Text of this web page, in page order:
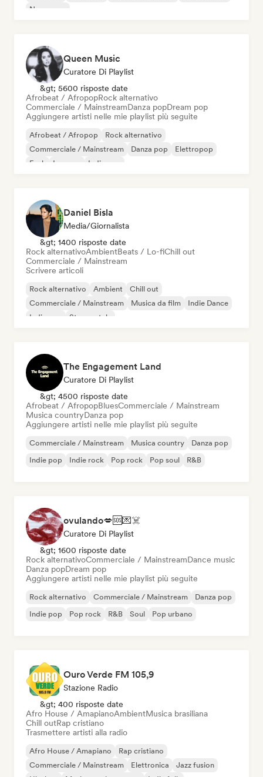
New wave
Queen Music
Curatore Di Playlist
&gt; 5600 risposte date
Afrobeat / AfropopRock alternativo
Commerciale / MainstreamDanza popDream pop
Aggiungere artisti nelle mie playlist più seguite
Afrobeat / Afropop
Rock alternativo
Commerciale / Mainstream
Danza pop
Elettropop
Funk
Iperpop Indie pop
Daniel Bisla
Media/Giornalista
&gt; 1400 risposte date
Rock alternativoAmbientBeats / Lo-fiChill out
Commerciale / Mainstream
Scrivere articoli
Rock alternativo Ambient
Chill out
Commerciale / Mainstream
Musica da film
Indie Dance
Indie pop
Strumentale
The Engagement Land
Curatore Di Playlist
&gt; 4500 risposte date
Afrobeat / AfropopBluesCommerciale / Mainstream
Musica countryDanza pop
Aggiungere artisti nelle mie playlist più seguite
Commerciale / Mainstream Musica country
Danza pop
Indie pop
Indie rock Pop rock Pop soul R&B
ovulando💋🆘💌☠️
Curatore Di Playlist
&gt; 1600 risposte date
Rock alternativoCommerciale / MainstreamDance music
Danza popDream pop
Aggiungere artisti nelle mie playlist più seguite
Rock alternativo Commerciale / Mainstream
Danza pop
Indie pop
Pop rock R&B Soul Pop urbano
Ouro Verde FM 105,9
Stazione Radio
&gt; 400 risposte date
Afro House / AmapianoAmbientMusica brasiliana
Chill outRap cristiano
Trasmettere artisti alla radio
Afro House / Amapiano
Rap cristiano
Commerciale / Mainstream
Elettronica
Jazz fusion